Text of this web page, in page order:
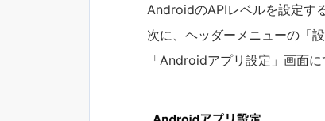
AndroidのAPIレベルを設定す
次に、ヘッダーメニューの「
「Androidアプリ設定」画面